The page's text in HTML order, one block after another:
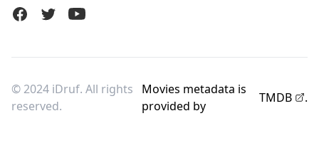
FacebookTwitter (X)Youtube
© 2024 iDruf. All rights
reserved.
Movies metadata is
provided by
TMDB .